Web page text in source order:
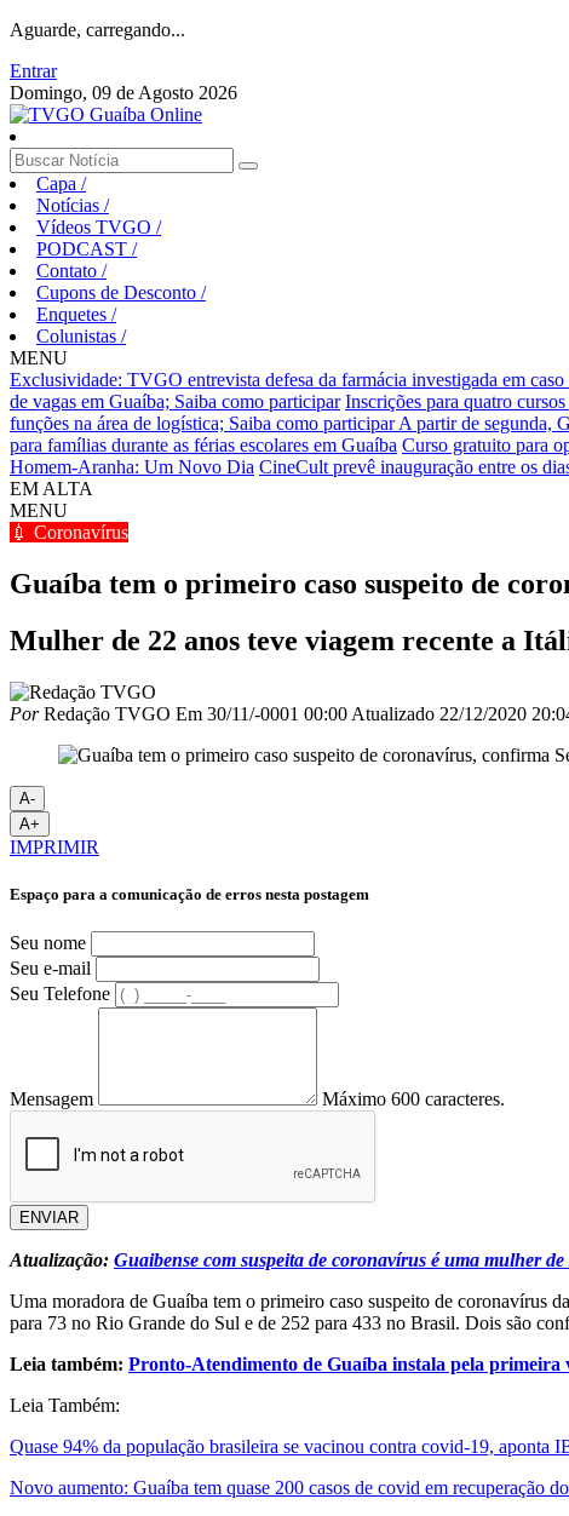
Aguarde, carregando...
Entrar
Domingo, 09 de Agosto 2026
Capa /
Notícias /
Vídeos TVGO /
PODCAST /
Contato /
Cupons de Desconto /
Enquetes /
Colunistas /
MENU
Exclusividade: TVGO entrevista defesa da farmácia investigada em
de vagas em Guaíba; Saiba como participar Inscrições para quatro
funções na área de logística; Saiba como participarA partir de segunda,
para famílias durante as férias escolares em Guaíba Curso gratuito para
Homem-Aranha: Um Novo Dia CineCult prevê inauguração entre os
EM ALTA
MENU
💉 Coronavírus
Guaíba tem o primeiro caso suspeito de
Mulher de 22 anos teve viagem recente a
PorRedação TVGO Em 30/11/-0001 00:00 Atualizado 22/12/2020
A-
A+
IMPRIMIR
Espaço para a comunicação de erros nesta postagem
Seu nome
Seu e-mail
Seu Telefone
Mensagem Máximo 600 caracteres.
ENVIAR
Atualização: Guaibense com suspeita de coronavírus é uma mulher
Uma moradora de Guaíba tem o primeiro caso suspeito de coronavírus
para 73 no Rio Grande do Sul e de 252 para 433 no Brasil. Dois são
Leia também: Pronto-Atendimento de Guaíba instala pela primeira
Leia Também:
Quase 94% da população brasileira se vacinou contra covid-19, aponta
Novo aumento: Guaíba tem quase 200 casos de covid em recuperação